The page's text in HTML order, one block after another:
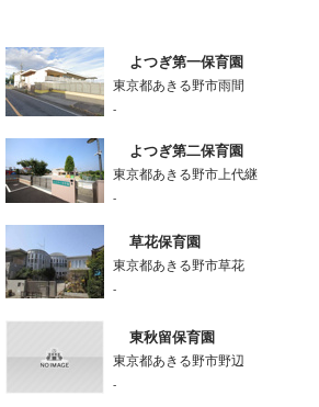
よつぎ第一保育園
東京都あきる野市雨間
-
よつぎ第二保育園
東京都あきる野市上代継
-
草花保育園
東京都あきる野市草花
-
東秋留保育園
東京都あきる野市野辺
-